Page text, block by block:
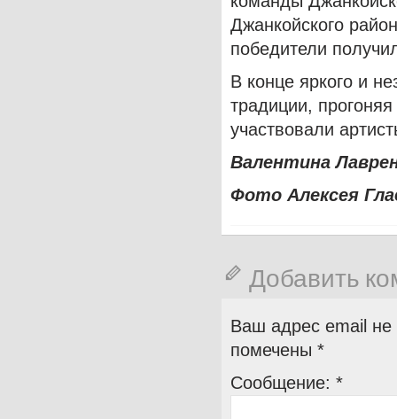
Джанкойского
победители
В конце яркого и
традиции,
участвовали
Валентина
Фото Алексея
Добавить
Ваш адрес email не
помечены *
Сообщение: *